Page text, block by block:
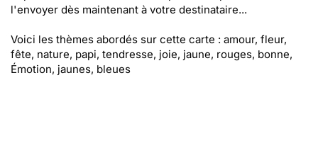
l'envoyer dès maintenant à votre destinataire...
Voici les thèmes abordés sur cette carte : amour, fleur,
fête, nature, papi, tendresse, joie, jaune, rouges, bonne,
Émotion, jaunes, bleues